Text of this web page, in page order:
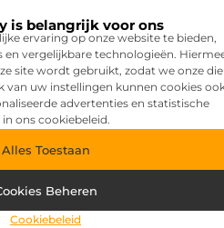
is belangrijk voor ons
ervaring op onze website te bieden,
vergelijkbare technologieën.
site wordt gebruikt, zodat we onze
van uw instellingen kunnen cookies
advertenties en statistische
ons cookiebeleid.
Alles Toestaan
Beheren
Cookiebeleid
stilstand en onveilige
je jouw kans om sneller te